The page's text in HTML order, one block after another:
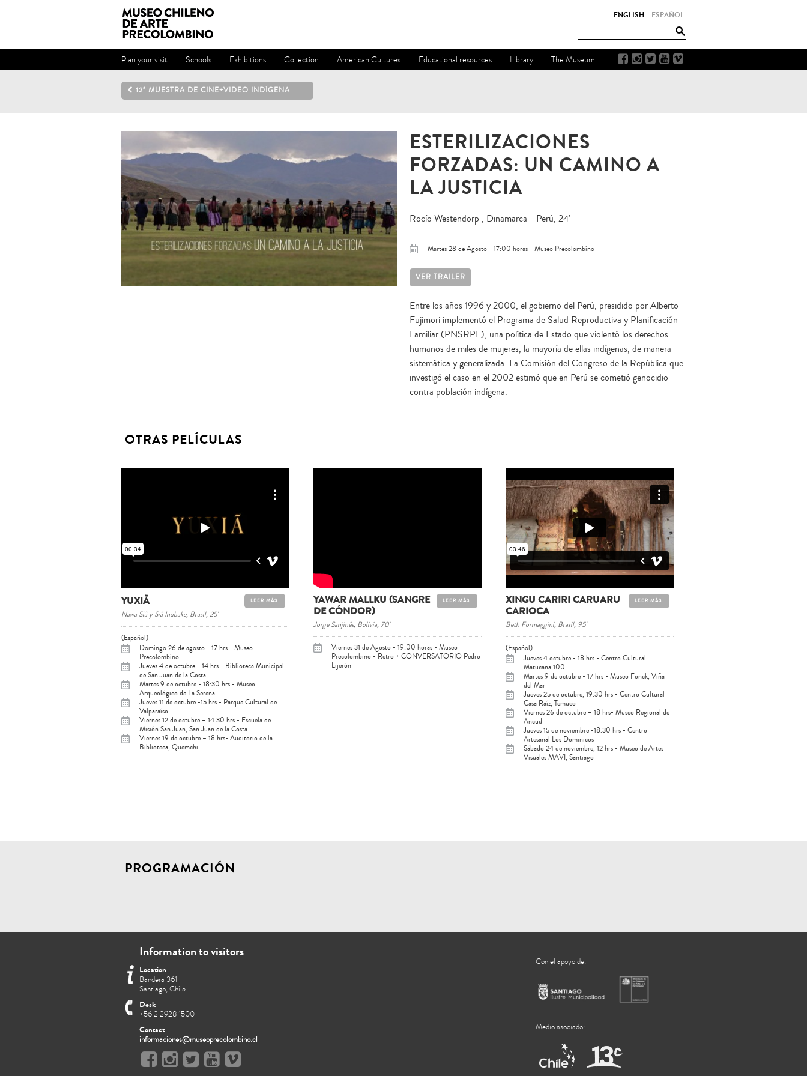
ESPAÑOL
ENGLISH
Plan your visit Schools Exhibitions Collection American Cultures Educational resources Library The Museum
12º MUESTRA DE CINE+VIDEO INDÍGENA
ESTERILIZACIONES
FORZADAS: UN CAMINO A
LA JUSTICIA
Rocío Westendorp , Dinamarca - Perú, 24'
Martes 28 de Agosto - 17:00 horas - Museo Precolombino
VER TRAILER
Entre los años 1996 y 2000, el gobierno del Perú, presidido por Alberto
Fujimori implementó el Programa de Salud Reproductiva y Planificación
Familiar (PNSRPF), una política de Estado que violentó los derechos
humanos de miles de mujeres, la mayoría de ellas indígenas, de manera
sistemática y generalizada. La Comisión del Congreso de la República que
investigó el caso en el 2002 estimó que en Perú se cometió genocidio
contra población indígena.
OTRAS PELÍCULAS
YUXIÃ LEER MÁS
Nawa Siã y Siã Inubake, Brasil, 25'
(Español)
Domingo 26 de agosto - 17 hrs - Museo
Precolombino
Jueves 4 de octubre - 14 hrs - Biblioteca Municipal
de San Juan de la Costa
Martes 9 de octubre - 18:30 hrs - Museo
Arqueológico de La Serena
Jueves 11 de octubre -15 hrs - Parque Cultural de
Valparaíso
Viernes 12 de octubre – 14.30 hrs - Escuela de
Misión San Juan, San Juan de la Costa
Viernes 19 de octubre – 18 hrs- Auditorio de la
Biblioteca, Quemchi
YAWAR MALLKU (SANGRE
DE CÓNDOR)
LEER MÁS
Jorge Sanjinés, Bolivia, 70'
Viernes 31 de Agosto - 19:00 horas - Museo
Precolombino - Retro + CONVERSATORIO Pedro
Lijerón
XINGU CARIRI CARUARU
CARIOCA
LEER MÁS
Beth Formaggini, Brasil, 95'
(Español)
Jueves 4 octubre - 18 hrs - Centro Cultural
Matucana 100
Martes 9 de octubre - 17 hrs - Museo Fonck, Viña
del Mar
Jueves 25 de octubre, 19.30 hrs - Centro Cultural
Casa Raíz, Temuco
Viernes 26 de octubre – 18 hrs- Museo Regional de
Ancud
Jueves 15 de noviembre -18.30 hrs - Centro
Artesanal Los Dominicos
Sábado 24 de noviembre, 12 hrs - Museo de Artes
Visuales MAVI, Santiago
PROGRAMACIÓN
Information to visitors
Location
Bandera 361
Santiago, Chile
Desk
+56 2 2928 1500
Contact
informaciones@museoprecolombino.cl
Con el apoyo de:
Medio asociado: